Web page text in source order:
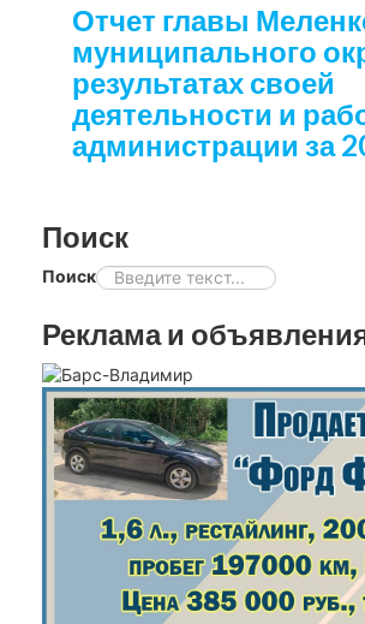
Отчет главы
муниципального
результатах своей
деятельности и
администрации за
Поиск
Поиск
Реклама и